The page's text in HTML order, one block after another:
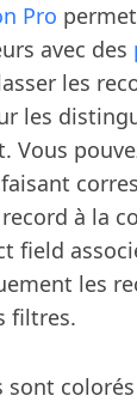
Pro
avec des
les
les
Vous
à la
field
les
filtres.
sont